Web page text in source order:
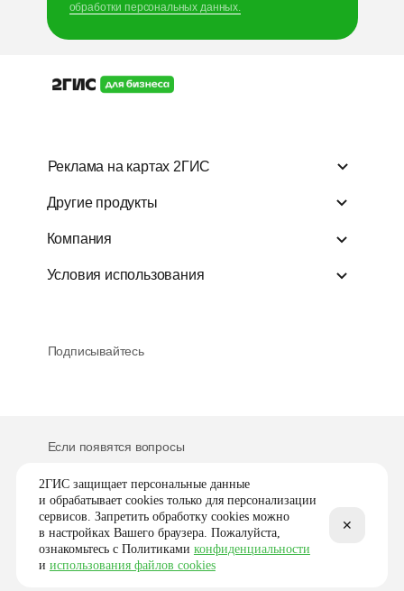
обработки персональных данных.
Рекламные позиции
Векторные
Реклама на картах 2ГИС
Другие продукты
Компания
Условия использования
Подписывайтесь
1999-2026 © 2ГИС. Все права защищены.
Если появятся вопросы
8 800 200 36 00
Отправьте письмо
2ГИС защищает персональные данные
и обрабатывает cookies только для персонализации
сервисов. Запретить обработку cookies можно
в настройках Вашего браузера. Пожалуйста,
ознакомьтесь с Политиками конфиденциальности
и использования файлов cookies
✕